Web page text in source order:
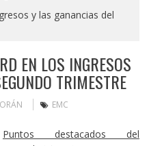
y las ganancias del
EN LOS INGRESOS
TRIMESTRE
EMC
Puntos destacados del